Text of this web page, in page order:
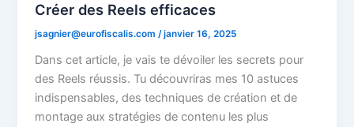
Créer des Reels efficaces
jsagnier@eurofiscalis.com/janvier 16, 2025
Dans cet article, je vais te dévoiler les secrets pour
des Reels réussis. Tu découvriras mes 10 astuces
indispensables, des techniques de création et de
montage aux stratégies de contenu les plus